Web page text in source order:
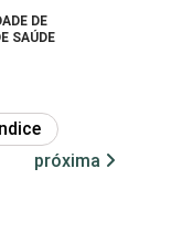
DE
SAÚDE
próxima